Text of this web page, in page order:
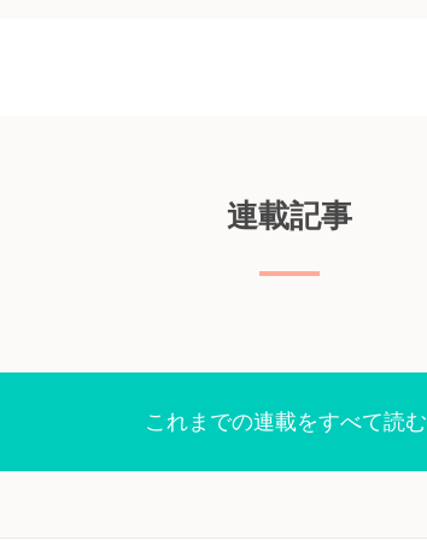
マブ単
試
26.
免疫
連載記事
これまでの連載をすべて読む